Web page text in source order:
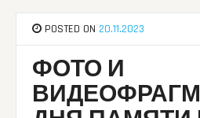
POSTED ON 20.11.2023
ФОТО И